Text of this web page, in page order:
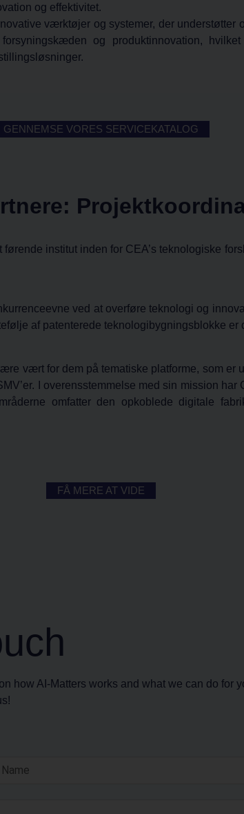
og effektivitet.
værktøjer og systemer, der understøtter
og produktinnovation,
GENNEMSE VORES SERVICEKATALOG
førende institut inden for CEA’s teknologiske
ved at overføre teknologi og
af patenterede teknologibygningsblokke er
vært for dem på tematiske platforme, som er
I overensstemmelse med sin mission
omfatter den opkoblede digitale
FÅ MERE AT VIDE
how AI-Matters works and what we can do for